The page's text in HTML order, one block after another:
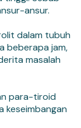
ansur.
dalam tubuh
beberapa jam,
masalah
para-tiroid
keseimbangan